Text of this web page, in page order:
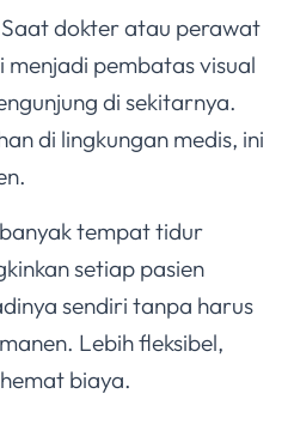
dokter atau perawat
menjadi pembatas visual
di sekitarnya.
di lingkungan medis, ini
tempat tidur
setiap pasien
sendiri tanpa harus
Lebih fleksibel,
biaya.